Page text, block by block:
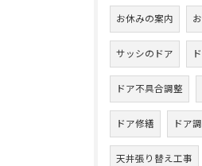
お休みの案内
サッシのドア
ドア不具合調整
ドア修繕 ドア
天井張り替え工事